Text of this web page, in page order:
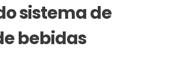
sistema de
bebidas